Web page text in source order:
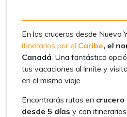
En los cruceros desde Nueva
itinerarios por el Caribe, el
Canadá. Una fantástica
tus vacaciones al límite y
en el mismo viaje.
Encontrarás rutas en crucero
desde 5 días y con